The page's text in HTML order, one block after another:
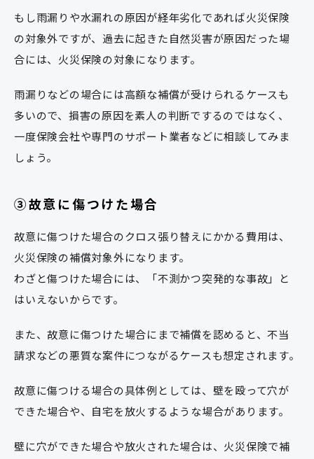
もし雨漏りや水漏れの原因が経年劣化であれば火災保険
の対象外ですが、過去に起きた自然災害が原因だった場
合には、火災保険の対象になります。
雨漏りなどの場合には高額な補償が受けられるケースも
多いので、損害の原因を素人の判断でするのではなく、
一度保険会社や専門のサポート業者などに相談してみま
しょう。
③故意に傷つけた場合
故意に傷つけた場合のクロス張り替えにかかる費用は、
火災保険の補償対象外になります。
わざと傷つけた場合には、「不測かつ突発的な事故」と
はいえないからです。
また、故意に傷つけた場合にまで補償を認めると、不当
請求などの悪質な案件につながるケースも想定されます。
故意に傷つける場合の具体例としては、壁を殴って穴が
できた場合や、自宅を放火するような場合があります。
壁に穴ができた場合や放火された場合は、火災保険で補